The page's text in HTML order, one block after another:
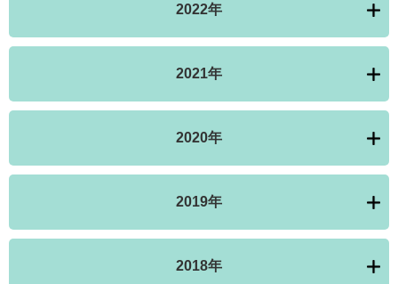
2022年
2021年
2020年
2019年
2018年